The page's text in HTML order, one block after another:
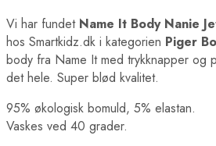
Vi har fundet Name It Body Nanie
hos Smartkidz.dk i kategorien Piger
body fra Name It med trykknapper og
det hele. Super blød kvalitet.
95% økologisk bomuld, 5% elastan.
Vaskes ved 40 grader.